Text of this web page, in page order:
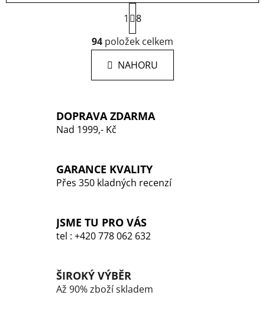
O
v
l
á
d
c
í
v
k
y
ý
p
i
S
t
r
á
n
k
n
í
1
8
94 položek celkem
NAHORU
DOPRAVA ZDARMA
Nad 1999,- Kč
GARANCE KVALITY
Přes 350 kladných recenzí
JSME TU PRO VÁS
tel : +420 778 062 632
ŠIROKÝ VÝBĚR
Až 90% zboží skladem